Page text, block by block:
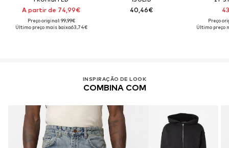
A partir de 74,99€
Preço original: 99,99€
Último preço mais baixo:63,74€
40,46€
Preço
Último preço
INSPIRAÇÃO DE LOOK
COMBINA COM